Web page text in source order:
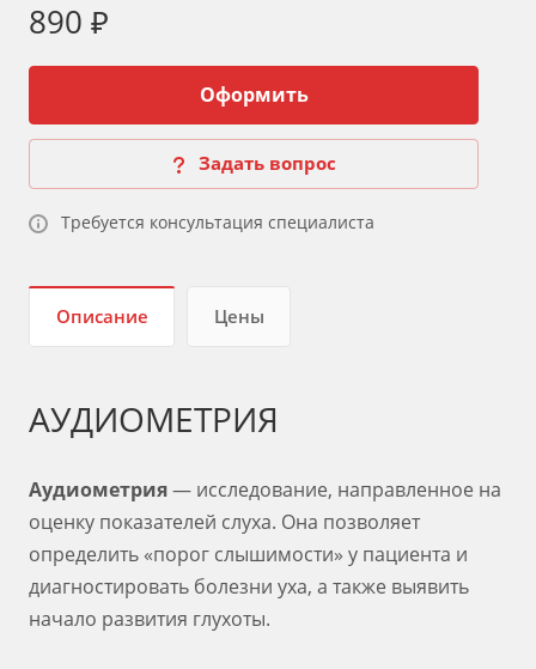
890 ₽
Оформить
Задать вопрос
Требуется консультация специалиста
Описание Цены
АУДИОМЕТРИЯ
Аудиометрия— исследование, направленное на
оценку показателей слуха. Она позволяет
определить «порог слышимости» у пациента и
диагностировать болезни уха, а также выявить
начало развития глухоты.